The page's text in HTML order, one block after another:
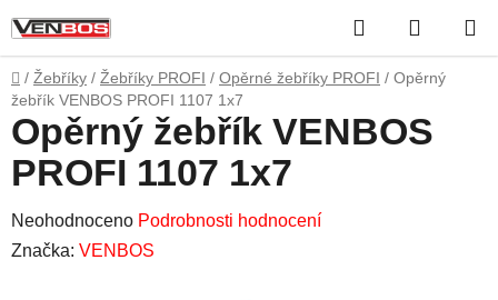
na
obsah
Hledat
KOŠÍK
Domů
/ Žebříky / Žebříky PROFI / Opěrné žebříky PROFI / Opěrný
žebřík VENBOS PROFI 1107 1x7
Opěrný žebřík VENBOS
PROFI 1107 1x7
Průměrné
hodnocení
Neohodnoceno Podrobnosti hodnocení
Značka: VENBOS